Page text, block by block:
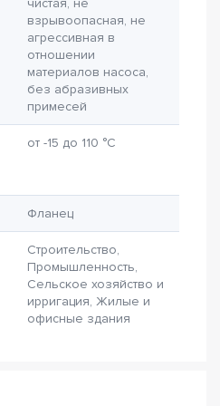
чистая, не
взрывоопасная, не
агрессивная в
отношении
материалов насоса,
без абразивных
примесей
от -15 до 110 °C
Фланец
Строительство,
Промышленность,
Сельское хозяйство и
ирригация, Жилые и
офисные здания